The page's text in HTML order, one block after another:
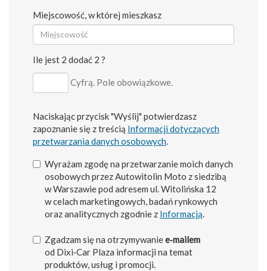
Miejscowość, w której mieszkasz
Ile jest 2 dodać 2 ?
Cyfrą. Pole obowiązkowe.
Naciskając przycisk "Wyślij" potwierdzasz
zapoznanie się z treścią Informacji dotyczących
przetwarzania danych osobowych.
Wyrażam zgodę na przetwarzanie moich danych
osobowych przez Autowitolin Moto z siedzibą
w Warszawie pod adresem ul. Witolińska 12
w celach marketingowych, badań rynkowych
oraz analitycznych zgodnie z Informacją.
Zgadzam się na otrzymywaniee‑mailem
od Dixi‑Car Plaza informacji na temat
produktów, usług i promocji.